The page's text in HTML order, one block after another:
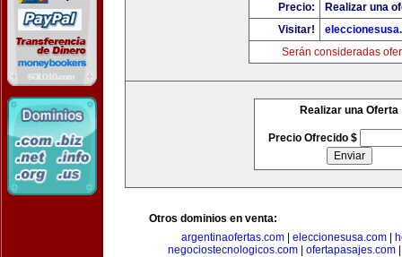
Precio:
Realizar una
Visitar!
Serán consideradas
Realizar una Oferta
Precio Ofrecido $
Otros dominios en venta:
argentinaofertas.com| eleccionesusa.com|
negociostecnologicos.com
ofertapasajes.com